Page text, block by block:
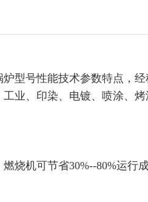
型号性能技术参数特点，
业、印染、电镀、喷涂、
燃烧机可节省30%--80%运行